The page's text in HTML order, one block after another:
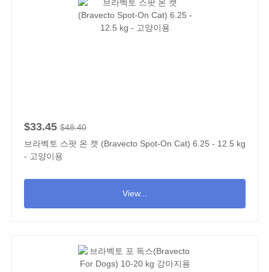
$33.45 $48.40
브라벡토 스팟 온 캣 (Bravecto Spot-On Cat) 6.25 - 12.5 kg
- 고양이용
View...